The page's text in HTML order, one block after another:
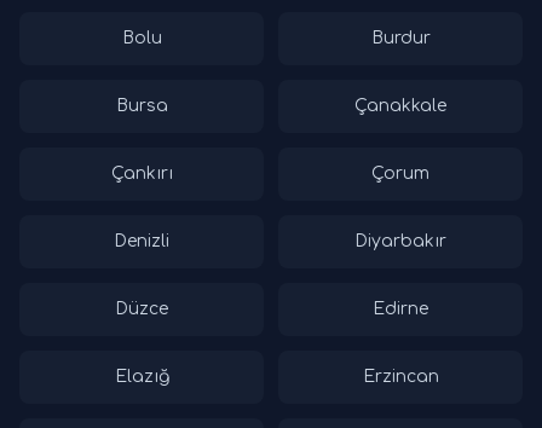
Bolu Burdur
Bursa Çanakkale
Çankırı Çorum
Denizli Diyarbakır
Düzce Edirne
Elazığ Erzincan